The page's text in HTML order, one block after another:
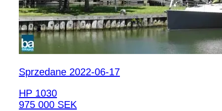
Sprzedane 2022-06-17
HP 1030
975 000 SEK